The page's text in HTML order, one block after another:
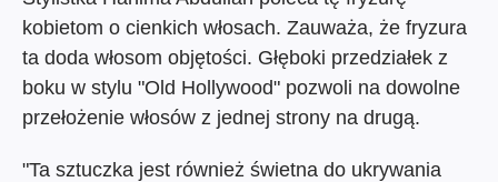
kobietom o cienkich włosach. Zauważa, że fryzura
ta doda włosom objętości. Głęboki przedziałek z
boku w stylu "Old Hollywood" pozwoli na dowolne
przełożenie włosów z jednej strony na drugą.
"Ta sztuczka jest również świetna do ukrywania